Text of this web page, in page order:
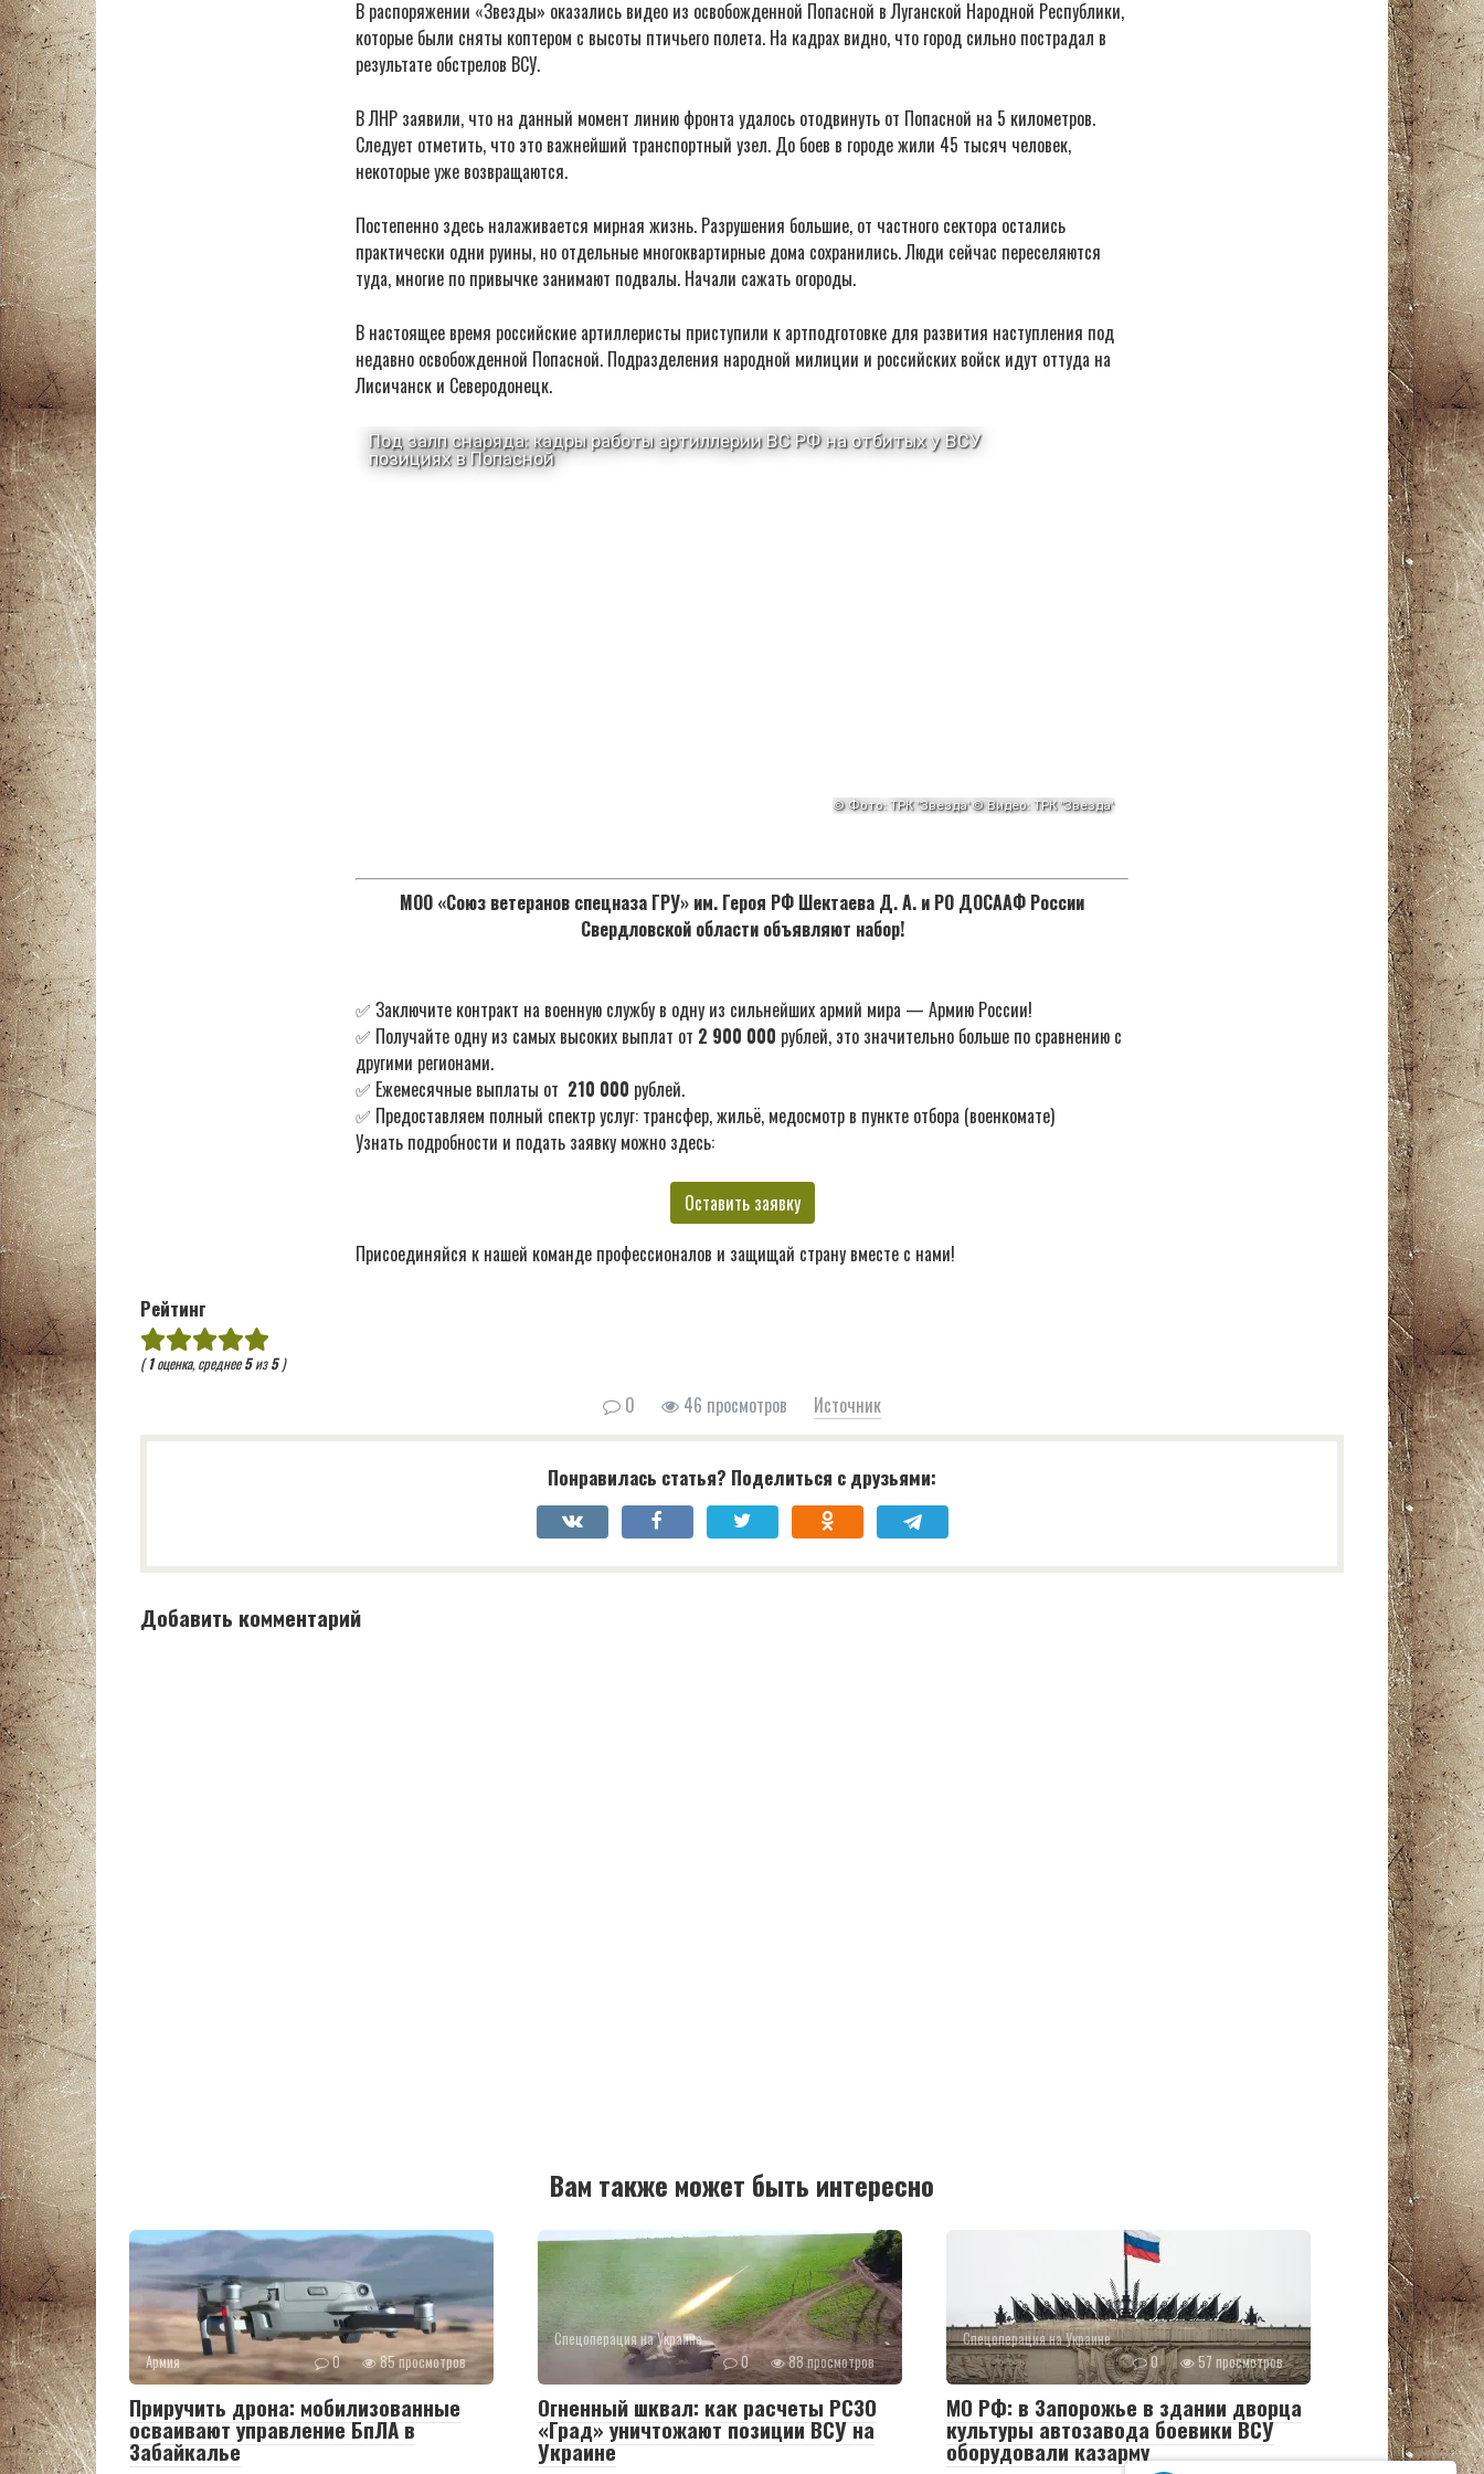
В распоряжении «Звезды» оказались видео из освобожденной Попасной в Луганской Народной Республики,
которые были сняты коптером с высоты птичьего полета. На кадрах видно, что город сильно пострадал в
результате обстрелов ВСУ.
В ЛНР заявили, что на данный момент линию фронта удалось отодвинуть от Попасной на 5 километров.
Следует отметить, что это важнейший транспортный узел. До боев в городе жили 45 тысяч человек,
некоторые уже возвращаются.
Постепенно здесь налаживается мирная жизнь. Разрушения большие, от частного сектора остались
практически одни руины, но отдельные многоквартирные дома сохранились. Люди сейчас переселяются
туда, многие по привычке занимают подвалы. Начали сажать огороды.
В настоящее время российские артиллеристы приступили к артподготовке для развития наступления под
недавно освобожденной Попасной. Подразделения народной милиции и российских войск идут оттуда на
Лисичанск и Северодонецк.
МОО «Союз ветеранов спецназа ГРУ» им. Героя РФ Шектаева Д. А. и РО ДОСААФ России
Свердловской области объявляют набор!
✅ Заключите контракт на военную службу в одну из сильнейших армий мира — Армию России!
✅ Получайте одну из самых высоких выплат от 2 900 000 рублей, это значительно больше по сравнению с
другими регионами.
✅ Ежемесячные выплаты от 210 000 рублей.
✅ Предоставляем полный спектр услуг: трансфер, жильё, медосмотр в пункте отбора (военкомате)
Узнать подробности и подать заявку можно здесь:
Оставить заявку
Присоединяйся к нашей команде профессионалов и защищай страну вместе с нами!
Рейтинг
(1оценка, среднее5из5)
0 46 просмотров Источник
Понравилась статья? Поделиться с друзьями:
Добавить комментарий
Вам также может быть интересно
Армия 0 85 просмотров
Приручить дрона: мобилизованные
осваивают управление БпЛА в
Забайкалье
Спецоперация на Украине
0
88 просмотров
Огненный шквал: как расчеты РСЗО
«Град» уничтожают позиции ВСУ на
Украине
Спецоперация на Украине
0
57 просмотров
МО РФ: в Запорожье в здании дворца
культуры автозавода боевики ВСУ
оборудовали казарму